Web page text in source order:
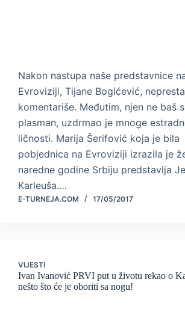
Nakon nastupa naše predstavnice
Evroviziji, Tijane Bogićević,
komentariše. Međutim, njen ne baš
plasman, uzdrmao je mnoge
ličnosti. Marija Šerifović koja je bila
pobjednica na Evroviziji izrazila je
naredne godine Srbiju predstavlja
Karleuša.…
E-TURNEJA.COM 17/05/2017
VIJESTI
Ivan Ivanović PRVI put u životu rekao o
nešto što će je oboriti sa nogu!